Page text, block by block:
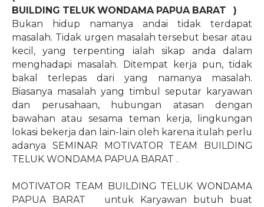
BUILDING TELUK WONDAMA PAPUA BARAT )
Bukan hidup namanya andai tidak terdapat
masalah. Tidak urgen masalah tersebut besar atau
kecil, yang terpenting ialah sikap anda dalam
menghadapi masalah. Ditempat kerja pun, tidak
bakal terlepas dari yang namanya masalah.
Biasanya masalah yang timbul seputar karyawan
dan perusahaan, hubungan atasan dengan
bawahan atau sesama teman kerja, lingkungan
lokasi bekerja dan lain-lain oleh karena itulah perlu
adanya SEMINAR MOTIVATOR TEAM BUILDING
TELUK WONDAMA PAPUA BARAT .
MOTIVATOR TEAM BUILDING TELUK WONDAMA
PAPUA BARAT untuk Karyawan butuh buat